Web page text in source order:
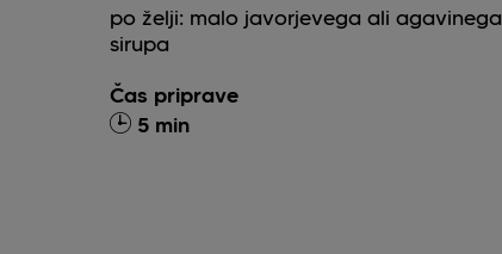
po želji: malo javorjevega ali agavinega
sirupa
Čas priprave
5 min